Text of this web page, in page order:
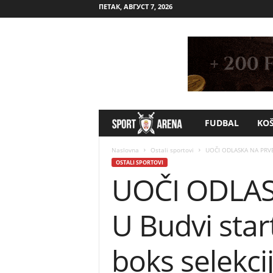
ПЕТАК, АВГУСТ 7, 2026
p
r
t
A
FUDBAL
Naslovna Ostali sportovi UOČI ODLASKA NA
OSTALI SPORTOVI
UOČI
U Budvi
boks